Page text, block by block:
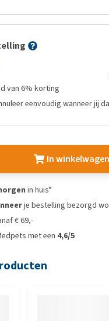
van 6% korting
eenvoudig wanneer jij
In winkelwagen
in huis*
je bestelling bezorgd
€ 69,-
met een 4,6/5